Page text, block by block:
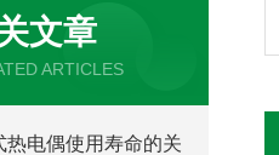
文章
ARTICLES
热电偶使用寿命的关